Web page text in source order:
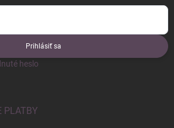
Prihlásiť sa
heslo
PLATBY